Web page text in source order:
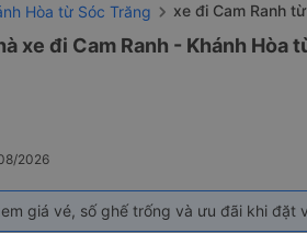
Hòa từ Sóc Trăng xe đi Cam Ranh
xe đi Cam Ranh - Khánh
2026
giá vé, số ghế trống và ưu đãi khi đặt